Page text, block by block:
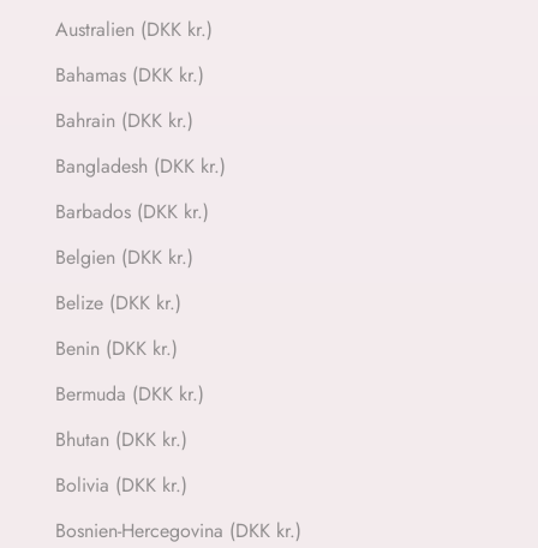
Australien (DKK kr.)
Bahamas (DKK kr.)
Bahrain (DKK kr.)
Bangladesh (DKK kr.)
Barbados (DKK kr.)
Belgien (DKK kr.)
Belize (DKK kr.)
Benin (DKK kr.)
Bermuda (DKK kr.)
Bhutan (DKK kr.)
Bolivia (DKK kr.)
Bosnien-Hercegovina (DKK kr.)